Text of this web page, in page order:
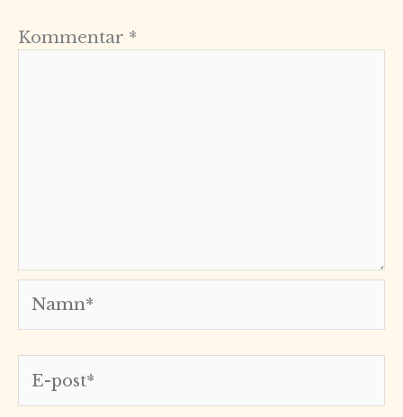
Kommentar *
post*